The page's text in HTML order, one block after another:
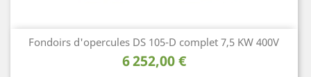
Fondoirs d'opercules DS 105-D complet 7,5 KW 400V
Prix
6 252,00 €